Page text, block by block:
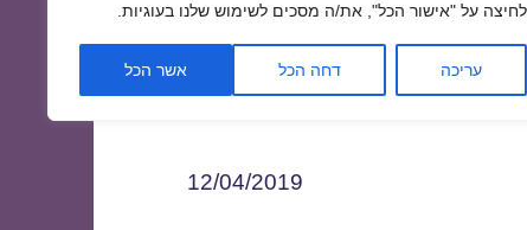
על "אישור הכל", את/ה מסכים לשימוש שלנו בעוגיות.
עריכה דחה הכל אשר הכל
12/04/2019